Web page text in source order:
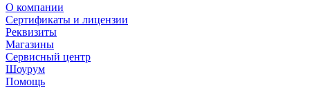
О компании
Сертификаты и лицензии
Реквизиты
Магазины
Сервисный центр
Шоурум
Помощь